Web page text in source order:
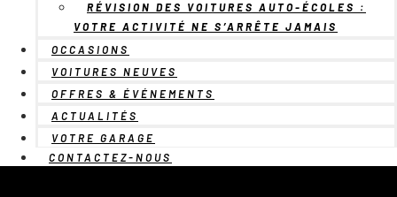
RÉVISION DES VOITURES AUTO-ÉCOLES :
VOTRE ACTIVITÉ NE S’ARRÊTE JAMAIS
OCCASIONS
VOITURES NEUVES
OFFRES & ÉVÉNEMENTS
ACTUALITÉS
VOTRE GARAGE
CONTACTEZ-NOUS